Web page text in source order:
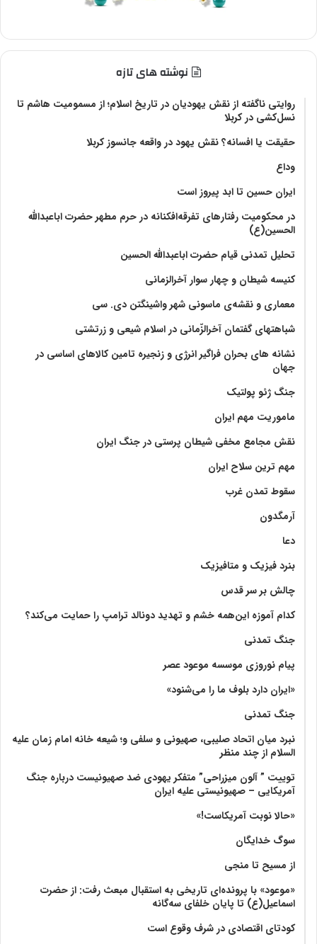
نوشته های تازه
روایتی ناگفته از نقش یهودیان در تاریخ اسلام؛ از مسمومیت هاشم تا
نسل‌کشی در کربلا
حقیقت یا افسانه؟‌ نقش یهود در واقعه جانسوز کربلا
وداع
ایران حسین تا ابد پیروز است
در محکومیت رفتارهای تفرقه‌افکنانه در حرم مطهر حضرت اباعبدالله
الحسین(ع)
تحلیل تمدنی قیام حضرت اباعبدالله الحسین
کنیسه شیطان و چهار سوار آخرالزمانی
معماری و نقشه‌ی ماسونی شهر واشينگتن دی. سی
شباهتهای گفتمان آخر‌الزّمانی در اسلام شیعی و زرتشتی
نشانه های بحران فراگیر انرژی و زنجیره تامین کالاهای اساسی در
جهان
جنگ ژئو پولتیک
ماموریت مهم ایران
نقش مجامع مخفی شیطان پرستی در جنگ ایران
مهم ترین سلاح ایران
سقوط تمدن غرب
آرمگدون
دعا
بنرد فیزیک و متافیزیک
چالش بر سر قدس
کدام آموزه این‌همه خشم و تهدید دونالد ترامپ را حمایت می‌کند؟
جنگ تمدنی
پیام نوروزی موسسه موعود عصر
«ایران دارد بلوف ما را می‌شنود»
جنگ تمدنی
نبرد میان اتحاد صلیبی، صهیونی و سلفی و؛ شیعه خانه امام زمان علیه
السلام از چند منظر
توییت ” آلون میزراحی” متفکر یهودی ضد صهیونیست درباره جنگ
آمریکایی – صهیونیستی علیه ایران
«حالا نوبت آمریکاست!»
سوگ خدایگان
از مسیح تا منجی
«موعود» با پرونده‌ای تاریخی به استقبال مبعث رفت: از حضرت
اسماعیل(ع) تا پایان خلفای سه‌گانه
کودتای اقتصادی در شرف وقوع است